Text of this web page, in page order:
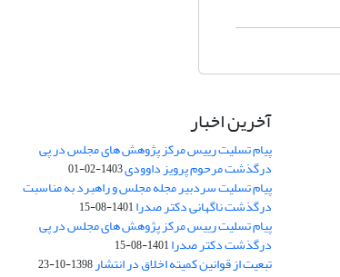
آخرین اخبار
پیام تسلیت رییس مرکز پژوهش های مجلس در پی
درگذشت مرحوم پرویز داوودی1403-02-01
پیام تسلیت سردبیر مجله مجلس و راهبرد به مناسبت
درگذشت ناگهانی دکتر صدرا1401-08-15
پیام تسلیت رییس مرکز پژوهش های مجلس در پی
درگذشت دکتر صدرا1401-08-15
تبعیت از قوانین کمیته اخلاق در انتشار1398-10-23